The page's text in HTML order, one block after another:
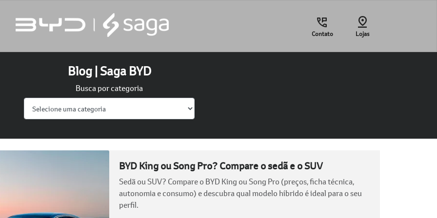
Contato Lojas
Blog | Saga BYD
Busca por categoria
BYD King ou Song Pro? Compare o sedã e o SUV
Sedã ou SUV? Compare o BYD King ou Song Pro (preços, ficha técnica,
autonomia e consumo) e descubra qual modelo híbrido é ideal para o seu
perfil.